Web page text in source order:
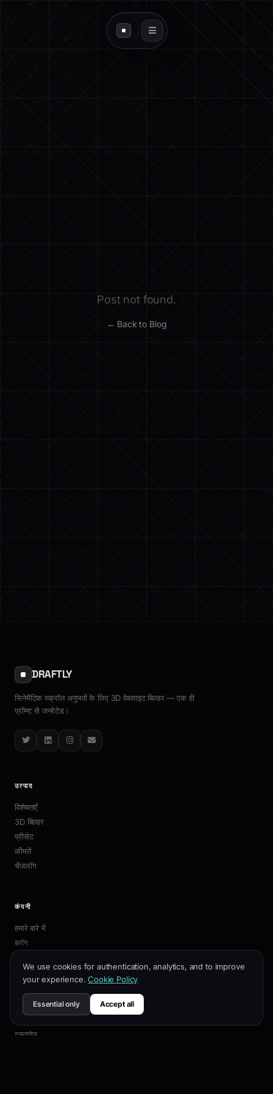
Post not found.
← Back to Blog
DRAFTLY
सिनेमैटिक स्क्रॉल अनुभवों के लिए 3D वेबसाइट बिल्डर — एक ही
प्रॉम्प्ट से जनरेटेड।
TwitterLinkedInInstagram
Email
उत्पाद
विशेषताएँ
3D बिल्डर
प्रीसेट
कीमतें
चेंजलॉग
कंपनी
हमारे बारे में
ब्लॉग
संपर्क
संसाधन
दस्तावेज़
We use cookies for authentication, analytics, and to improve
your experience. Cookie Policy
Essential only Accept all